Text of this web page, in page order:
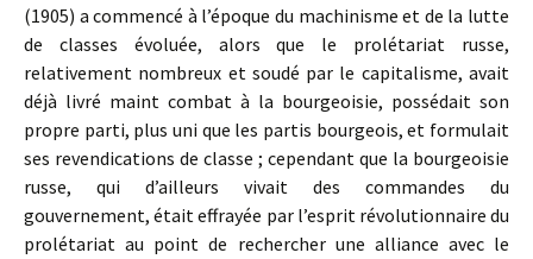
(1905) a commencé à l’époque du machinisme et de la lutte
de classes évoluée, alors que le prolétariat russe,
relativement nombreux et soudé par le capitalisme, avait
déjà livré maint combat à la bourgeoisie, possédait son
propre parti, plus uni que les partis bourgeois, et formulait
ses revendications de classe ; cependant que la bourgeoisie
russe, qui d’ailleurs vivait des commandes du
gouvernement, était effrayée par l’esprit révolutionnaire du
prolétariat au point de rechercher une alliance avec le